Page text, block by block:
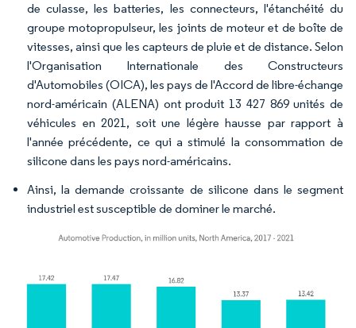
de culasse, les batteries, les connecteurs, l'étanchéité du
groupe motopropulseur, les joints de moteur et de boîte de
vitesses, ainsi que les capteurs de pluie et de distance. Selon
l'Organisation Internationale des Constructeurs
d'Automobiles (OICA), les pays de l'Accord de libre-échange
nord-américain (ALENA) ont produit 13 427 869 unités de
véhicules en 2021, soit une légère hausse par rapport à
l'année précédente, ce qui a stimulé la consommation de
silicone dans les pays nord-américains.
Ainsi, la demande croissante de silicone dans le segment
industriel est susceptible de dominer le marché.